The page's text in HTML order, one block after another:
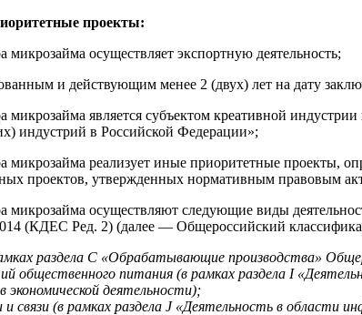
проекты:
осуществляет экспортную деятельность;
и действующим менее 2 (двух) лет на дату
является субъектом креативной
индустрий в Российской Федерации»;
реализует иные приоритетные проекты,
проектов, утвержденных нормативным правовым
осуществляют следующие виды
(КДЕС Ред. 2) (далее — Общероссийский
раздела C «Обрабатывающие производства»
общественного питания (в рамках раздела I
экономической деятельности);
(в рамках раздела J «Деятельность в области